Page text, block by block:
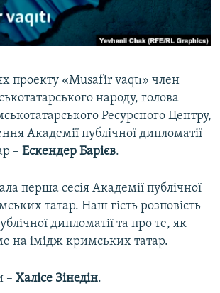
RL
проекту «Musafir vaqtı» член
народу, голова
Ресурсного Центру,
Академії публічної дипломатії
–​ Ескендер Барієв.
перша сесія Академії публічної
татар. Наш гість розповість
дипломатії та про те, як
на імідж кримських татар.
– Халісе Зінедін.